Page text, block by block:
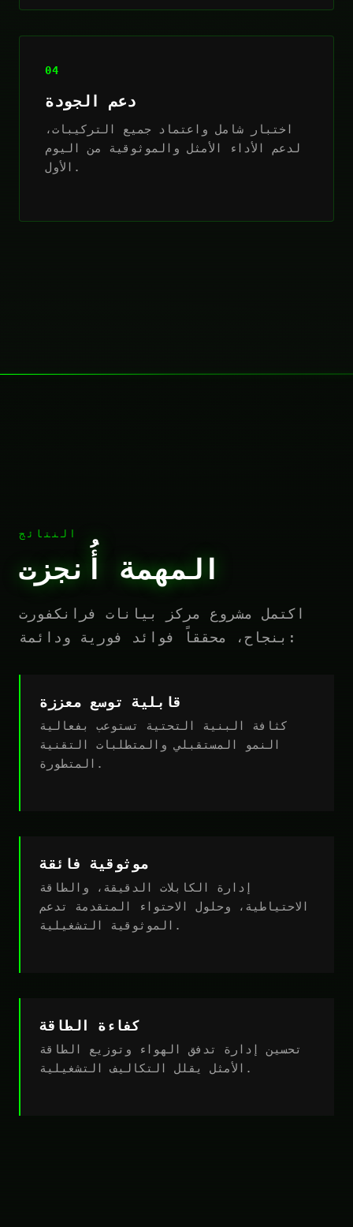
04
دعم الجودة
اختبار شامل واعتماد جميع التركيبات،
لدعم الأداء الأمثل والموثوقية من اليوم
الأول.
النتائج
المهمة أُنجزت
اكتمل مشروع مركز بيانات فرانكفورت
بنجاح، محققاً فوائد فورية ودائمة:
قابلية توسع معززة
كثافة البنية التحتية تستوعب بفعالية
النمو المستقبلي والمتطلبات التقنية
المتطورة.
موثوقية فائقة
إدارة الكابلات الدقيقة، والطاقة
الاحتياطية، وحلول الاحتواء المتقدمة تدعم
الموثوقية التشغيلية.
كفاءة الطاقة
تحسين إدارة تدفق الهواء وتوزيع الطاقة
الأمثل يقلل التكاليف التشغيلية.